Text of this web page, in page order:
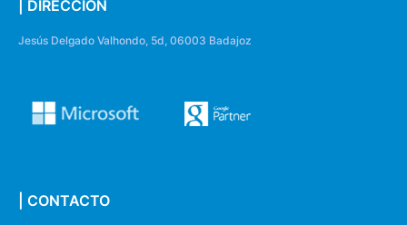
| DIRECCIÓN
Jesús Delgado Valhondo, 5d, 06003 Badajoz
| CONTACTO